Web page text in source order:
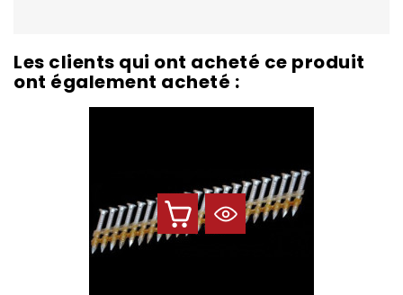
Les clients qui ont acheté ce produit
ont également acheté :